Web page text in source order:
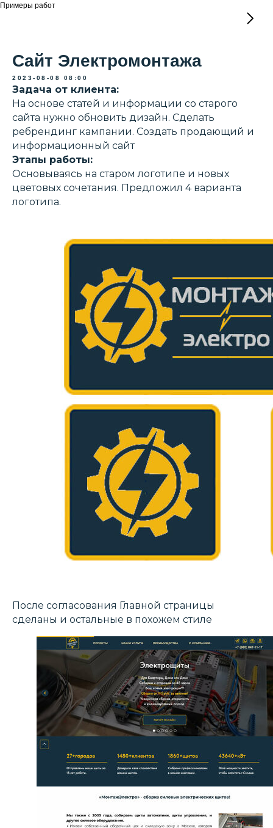
Примеры работ
Сайт Электромонтажа
2023-08-08 08:00
Задача от клиента:
На основе статей и информации со старого
сайта нужно обновить дизайн. Сделать
ребрендинг кампании. Создать продающий и
информационный сайт
Этапы работы:
Основываясь на старом логотипе и новых
цветовых сочетания. Предложил 4 варианта
логотипа.
После согласования Главной страницы
сделаны и остальные в похожем стиле